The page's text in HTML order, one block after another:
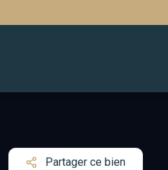
Partager ce bien